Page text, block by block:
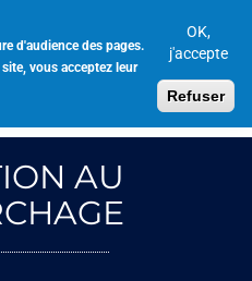
d'audience des pages.
vous acceptez leur
OK,
j'accepte
Refuser
AU